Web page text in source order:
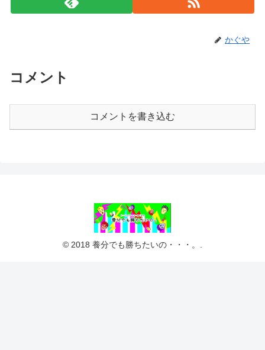
かぐや
コメント
コメントを書き込む
© 2018 養分でも勝ちたいの・・・。.